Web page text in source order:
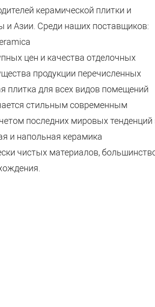
керамической плитки и
и Азии. Среди наших поставщиков:
цен и качества отделочных
продукции перечисленных
плитка для всех видов помещений
стильным современным
последних мировых тенденций
и напольная керамика
чистых материалов,